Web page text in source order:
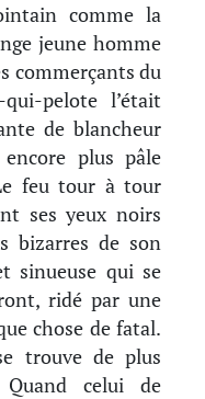
comme la
jeune homme
commerçants du
pelote l’était
de blancheur
plus pâle
feu tour à tour
ses yeux noirs
bizarres de son
sinueuse qui se
ridé par une
chose de fatal.
trouve de plus
celui de